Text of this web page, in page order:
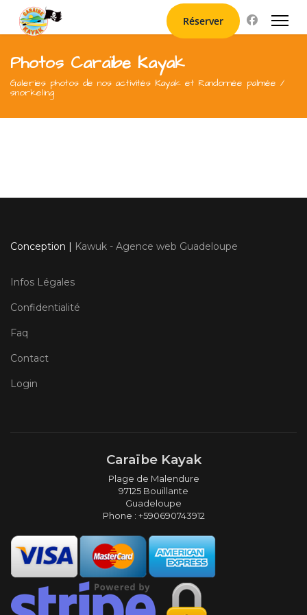
Réserver
Photos Caraïbe Kayak
Galeries photos de nos activités Kayak et Randonnée palmée /
snorkeling
Conception | Kawuk - Agence web Guadeloupe
Infos Légales
Confidentialité
Faq
Contact
Login
Caraïbe Kayak
Plage de Malendure
97125 Bouillante
Guadeloupe
Phone : +590690743912